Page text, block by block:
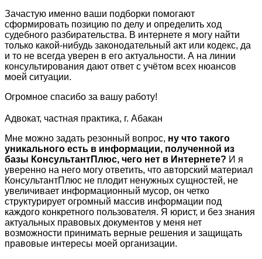
Зачастую именно ваши подборки помогают
сформировать позицию по делу и определить ход
судебного разбирательства. В интернете я могу найти
только какой-нибудь законодательный акт или кодекс, да
и то не всегда уверен в его актуальности. А на линии
консультирования дают ответ с учётом всех нюансов
моей ситуации.
Огромное спасибо за вашу работу!
Адвокат, частная практика, г. Абакан
Мне можно задать резонный вопрос, ну что такого
уникального есть в информации, полученной из
базы КонсультантПлюс, чего нет в Интернете? И я
уверенно на него могу ответить, что авторский материал
КонсультантПлюс не плодит ненужных сущностей, не
увеличивает информационный мусор, он четко
структурирует огромный массив информации под
каждого конкретного пользователя. Я юрист, и без знания
актуальных правовых документов у меня нет
возможности принимать верные решения и защищать
правовые интересы моей организации.